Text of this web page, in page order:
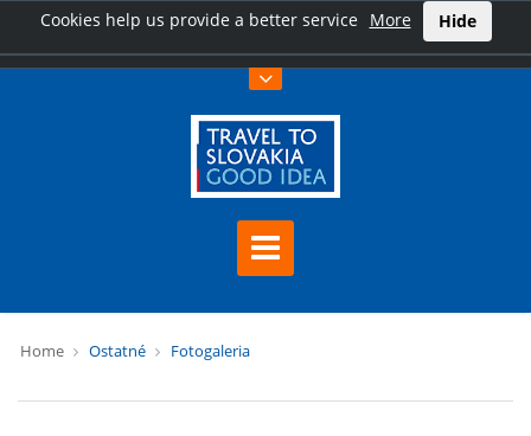
Cookies help us provide a better service More Hide
Home Ostatné Fotogaleria